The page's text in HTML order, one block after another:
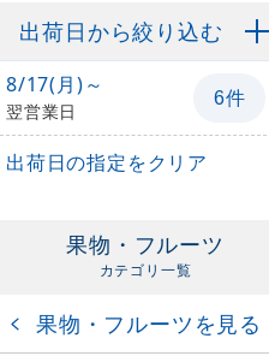
出荷日から絞り込む
8/17(月)～
翌営業日
6件
出荷日の指定をクリア
果物・フルーツ
カテゴリ一覧
果物・フルーツを見る